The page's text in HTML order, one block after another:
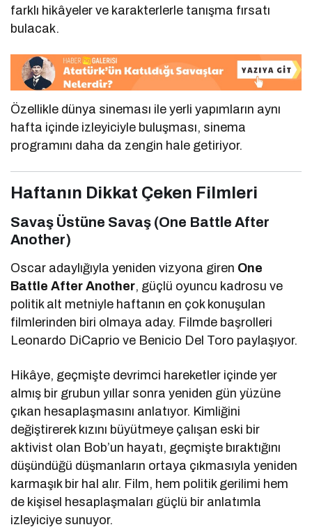
farklı hikâyeler ve karakterlerle tanışma fırsatı
bulacak.
Özellikle dünya sineması ile yerli yapımların aynı
hafta içinde izleyiciyle buluşması, sinema
programını daha da zengin hale getiriyor.
Haftanın Dikkat Çeken Filmleri
Savaş Üstüne Savaş (One Battle After
Another)
Oscar adaylığıyla yeniden vizyona giren One
Battle After Another, güçlü oyuncu kadrosu ve
politik alt metniyle haftanın en çok konuşulan
filmlerinden biri olmaya aday. Filmde başrolleri
Leonardo DiCaprio ve Benicio Del Toro paylaşıyor.
Hikâye, geçmişte devrimci hareketler içinde yer
almış bir grubun yıllar sonra yeniden gün yüzüne
çıkan hesaplaşmasını anlatıyor. Kimliğini
değiştirerek kızını büyütmeye çalışan eski bir
aktivist olan Bob’un hayatı, geçmişte bıraktığını
düşündüğü düşmanların ortaya çıkmasıyla yeniden
karmaşık bir hal alır. Film, hem politik gerilimi hem
de kişisel hesaplaşmaları güçlü bir anlatımla
izleyiciye sunuyor.